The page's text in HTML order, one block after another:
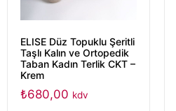
ELISE Düz Topuklu Şeritli
Taşlı Kalın ve Ortopedik
Taban Kadın Terlik CKT –
Krem
₺680,00 kdv